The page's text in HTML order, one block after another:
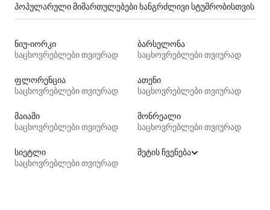
პოპულარული მიმართულებები ხანგრძლივი სტუმრობისთვის
ნიუ-იორკი
საცხოვრებლები თვიურად
ბარსელონა
საცხოვრებლები თვიურად
ფლორენცია
საცხოვრებლები თვიურად
ათენი
საცხოვრებლები თვიურად
მაიამი
საცხოვრებლები თვიურად
მონრეალი
საცხოვრებლები თვიურად
სიეტლი
საცხოვრებლები თვიურად
მეტის ჩვენება